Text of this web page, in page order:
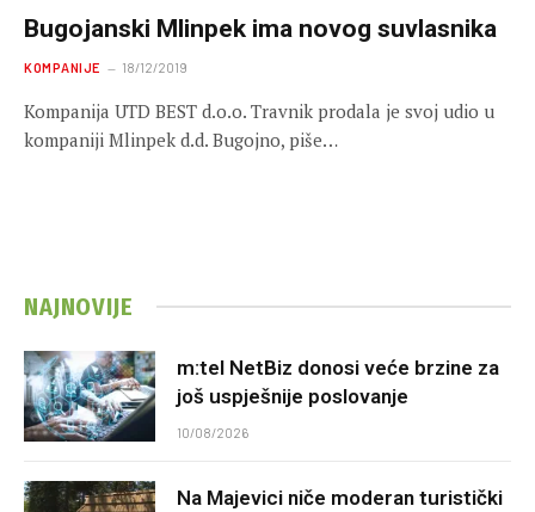
Bugojanski Mlinpek ima novog suvlasnika
KOMPANIJE 18/12/2019
Kompanija UTD BEST d.o.o. Travnik prodala je svoj udio u
kompaniji Mlinpek d.d. Bugojno, piše…
NAJNOVIJE
m:tel NetBiz donosi veće brzine za
još uspješnije poslovanje
10/08/2026
Na Majevici niče moderan turistički